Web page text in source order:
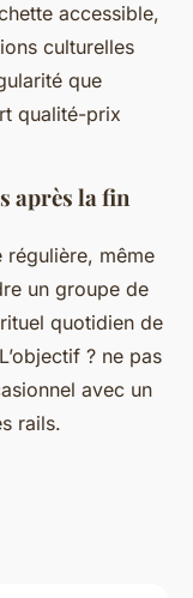
accessible,
culturelles
que
qualité-prix
après la fin
régulière, même
un groupe de
quotidien de
? ne pas
avec un
rails.